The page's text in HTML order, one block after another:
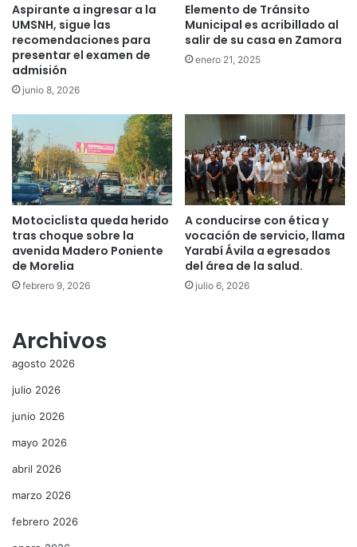
Aspirante a ingresar a la
UMSNH, sigue las
recomendaciones para
presentar el examen de
admisión
junio 8, 2026
Elemento de Tránsito
Municipal es acribillado al
salir de su casa en Zamora
enero 21, 2025
Motociclista queda herido
tras choque sobre la
avenida Madero Poniente
de Morelia
febrero 9, 2026
A conducirse con ética y
vocación de servicio, llama
Yarabí Ávila a egresados
del área de la salud.
julio 6, 2026
Archivos
agosto 2026
julio 2026
junio 2026
mayo 2026
abril 2026
marzo 2026
febrero 2026